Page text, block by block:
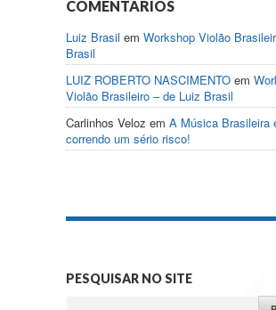
COMENTÁRIOS
Luiz Brasil em Workshop Violão
Brasil
LUIZ ROBERTO NASCIMENTO em
Violão Brasileiro – de Luiz Brasil
Carlinhos Veloz em A Música Brasileira
correndo um sério risco!
PESQUISAR NO SITE